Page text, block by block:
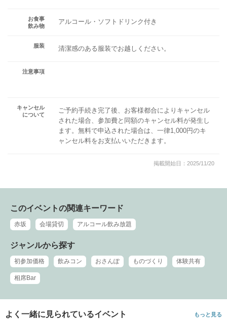
お食事
飲み物
アルコール・ソフトドリンク付き
服装 清潔感のある服装でお越しください。
注意事項
キャンセル
について
ご予約手続き完了後、お客様都合によりキャンセル
された場合、参加費と同額のキャンセル料が発生し
ます。無料で申込された場合は、一律1,000円のキ
ャンセル料をお支払いいただきます。
掲載開始日：2025/11/20
このイベントの関連キーワード
赤坂 会場貸切 アルコール飲み放題
ジャンルから探す
初参加価格 飲みコン おさんぽ ものづくり 体験共有
相席Bar
よく一緒に見られているイベント もっと見る